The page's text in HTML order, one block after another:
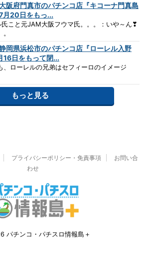
大阪府門真市のパチンコ店『キコーナ門真島
月20日をもっ...
氏こと元JAM大阪フウマ氏。。。：いや～ん❣
静岡県浜松市のパチンコ店『ローレル入野
16日をもって閉...
、ローレルの兄弟はセフィーロのイメージ
もっと見る
プライバシーポリシー・免責事項
お問い合
わせ
パチンコ・パチスロ情報島＋